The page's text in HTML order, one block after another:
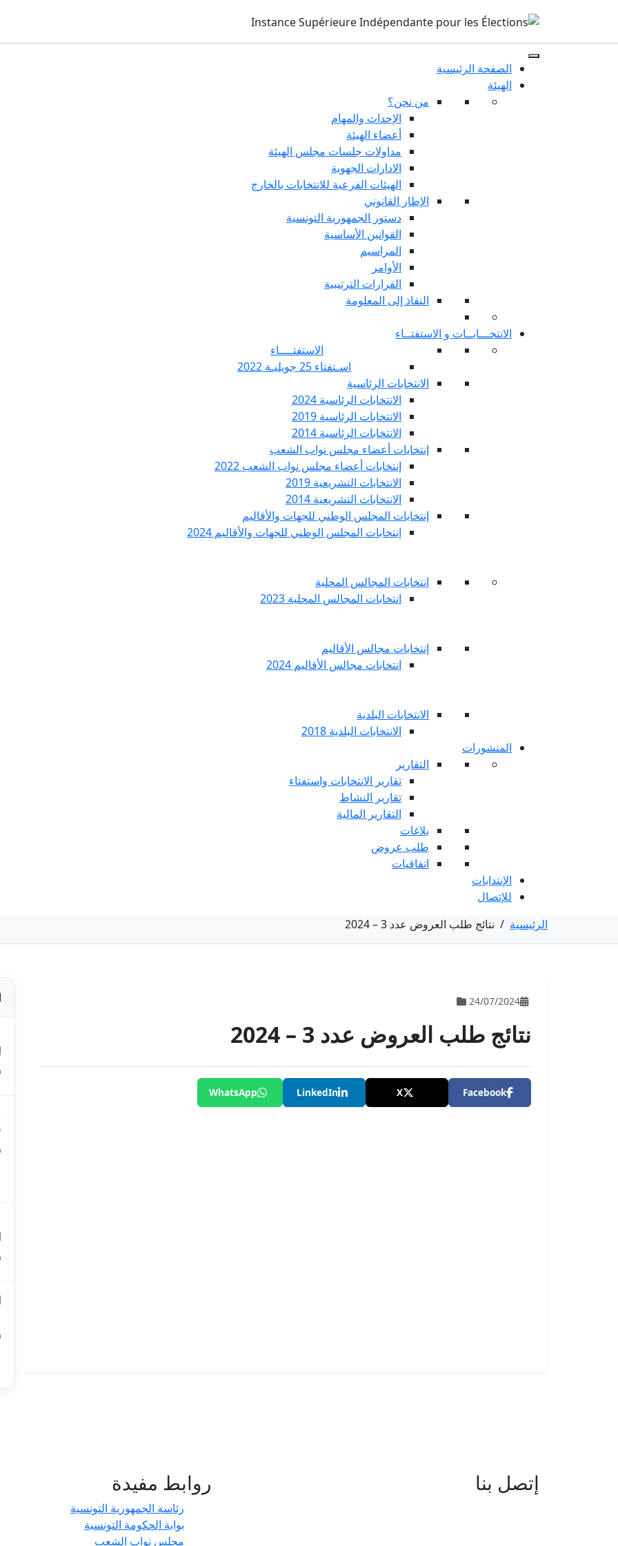
الصفحة الرئيسية
الهيئة
من نحن؟
الإحداث والمهام
أعضاء الهيئة
مداولات جلسات مجلس الهيئة
الادارات الجهوية
الهيئات الفرعية للانتخابات بالخارج
الإطار القانوني
دستور الجمهورية التونسية
القوانين الأساسية
المراسيم
الأوامر
القرارات الترتيبية
النفاذ إلى المعلومة
الانتخـــابــات و الاستفتــاء
الاستفتــــاء
اسـتفتاء 25 جويليـة 2022
الانتخابات الرئاسية
الانتخابات الرئاسية 2024
الانتخابات الرئاسية 2019
الانتخابات الرئاسية 2014
إنتخابات أعضاء مجلس نواب الشعب
إنتخابات أعضاء مجلس نواب الشعب 2022
الانتخابات التشريعية 2019
الانتخابات التشريعية 2014
إنتخابات المجلس الوطني للجهات والأقاليم
إنتخابات المجلس الوطني للجهات والأقاليم 2024
انتخابات المجالس المحلية
انتخابات المجالس المحلية 2023
إنتخابات مجالس الأقاليم
انتخابات مجالس الأقاليم 2024
الانتخابات البلدية
الانتخابات البلدية 2018
المنشورات
التقارير
تقارير الانتخابات واستفتاء
تقارير النشاط
التقارير المالية
بلاغات
طلب عروض
اتفاقيات
الإنتدابات
للإتصال
الرئيسية / نتائج طلب العروض عدد 3 – 2024
24/07/2024
نتائج طلب العروض عدد 3 – 2024
Facebook
X
LinkedIn
WhatsApp
إتصل بنا روابط مفيدة
رئاسة الجمهورية التونسية
بوابة الحكومة التونسية
مجلس نواب الشعب